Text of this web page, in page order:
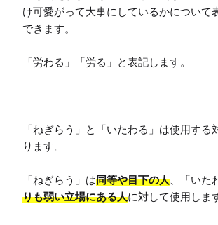
け可愛がって大事にしているかについて
できます。
「労わる」「労る」と表記します。
「ねぎらう」と「いたわる」は使用する
ります。
「ねぎらう」は同等や目下の人、「いた
りも弱い立場にある人に対して使用しま